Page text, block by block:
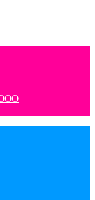
ООО